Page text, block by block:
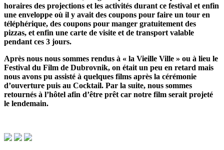
horaires des projections et les activités durant ce festival et enfin
une enveloppe où il y avait des coupons pour faire un tour en
téléphérique, des coupons pour manger gratuitement des
pizzas, et enfin une carte de visite et de transport valable
pendant ces 3 jours.
Après nous nous sommes rendus à « la Vieille Ville » ou à lieu le
Festival du Film de Dubrovnik, on était un peu en retard mais
nous avons pu assisté à quelques films après la cérémonie
d’ouverture puis au Cocktail. Par la suite, nous sommes
retournés à l’hôtel afin d’être prêt car notre film serait projeté
le lendemain.